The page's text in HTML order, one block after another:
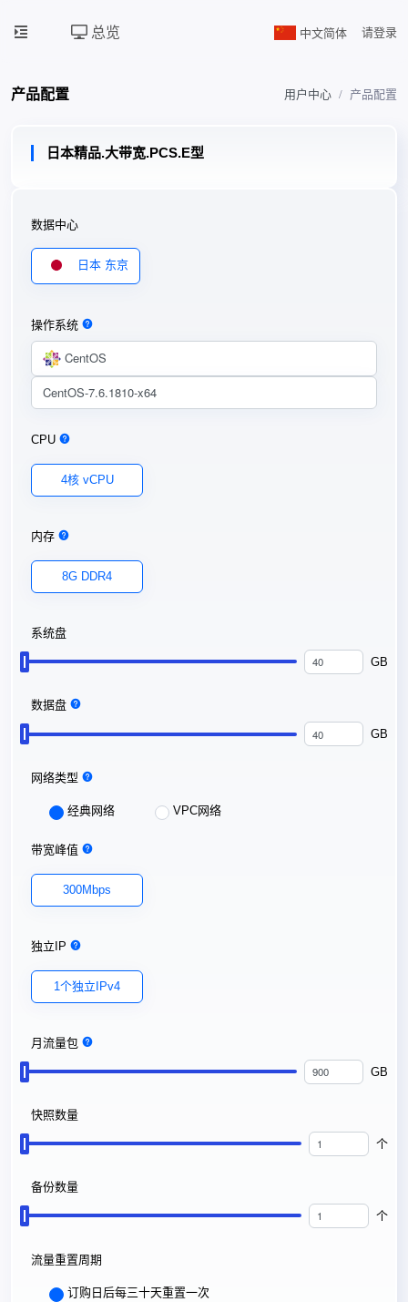
总览 中文简体 请登录
产品配置 用户中心 产品配置
日本精品.大带宽.PCS.E型
数据中心
日本 东京
操作系统
CentOS
CentOS-7.6.1810-x64
CPU
4核 vCPU
内存
8G DDR4
系统盘
GB
数据盘
GB
网络类型
经典网络 VPC网络
带宽峰值
300Mbps
独立IP
1个独立IPv4
月流量包
GB
快照数量
个
备份数量
个
流量重置周期
订购日后每三十天重置一次